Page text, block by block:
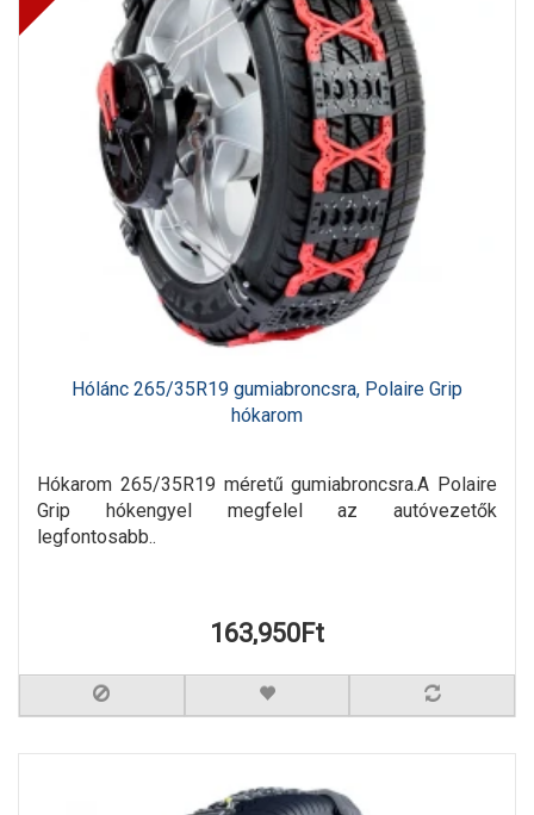
Hólánc 265/35R19 gumiabroncsra, Polaire Grip
hókarom
Hókarom 265/35R19 méretű gumiabroncsra.A Polaire
Grip hókengyel megfelel az autóvezetők
legfontosabb..
163,950Ft